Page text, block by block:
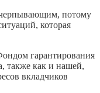
потому
которая
гарантирования
также как и нашей,
вкладчиков